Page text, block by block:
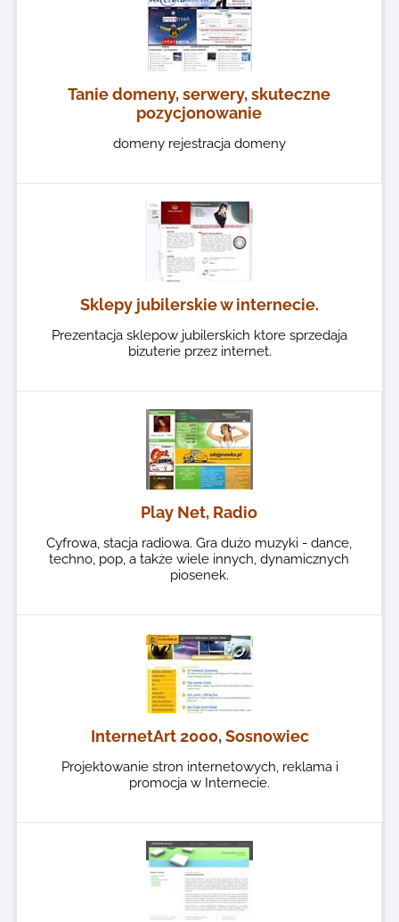
Tanie domeny, serwery, skuteczne
pozycjonowanie
domeny rejestracja domeny
Sklepy jubilerskie w internecie.
Prezentacja sklepow jubilerskich ktore sprzedaja
bizuterie przez internet.
Play Net, Radio
Cyfrowa, stacja radiowa. Gra dużo muzyki - dance,
techno, pop, a także wiele innych, dynamicznych
piosenek.
InternetArt 2000, Sosnowiec
Projektowanie stron internetowych, reklama i
promocja w Internecie.